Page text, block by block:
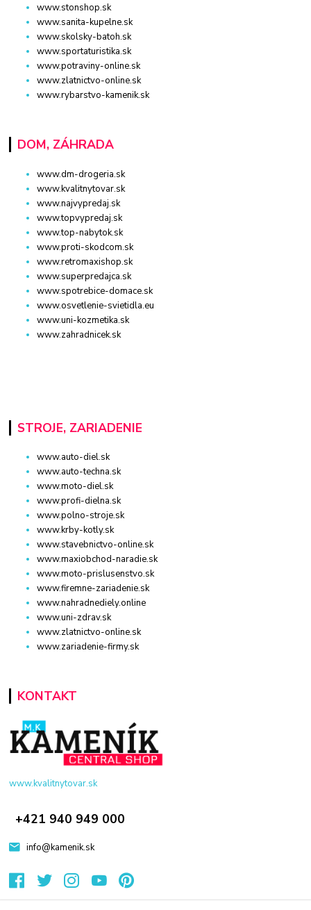
www.stonshop.sk
www.sanita-kupelne.sk
www.skolsky-batoh.sk
www.sportaturistika.sk
www.potraviny-online.sk
www.zlatnictvo-online.sk
www.rybarstvo-kamenik.sk
DOM, ZÁHRADA
www.dm-drogeria.sk
www.kvalitnytovar.sk
www.najvypredaj.sk
www.topvypredaj.sk
www.top-nabytok.sk
www.proti-skodcom.sk
www.retromaxishop.sk
www.superpredajca.sk
www.spotrebice-domace.sk
www.osvetlenie-svietidla.eu
www.uni-kozmetika.sk
www.zahradnicek.sk
STROJE, ZARIADENIE
www.auto-diel.sk
www.auto-techna.sk
www.moto-diel.sk
www.profi-dielna.sk
www.polno-stroje.sk
www.krby-kotly.sk
www.stavebnictvo-online.sk
www.maxiobchod-naradie.sk
www.moto-prislusenstvo.sk
www.firemne-zariadenie.sk
www.nahradnediely.online
www.uni-zdrav.sk
www.zlatnictvo-online.sk
www.zariadenie-firmy.sk
KONTAKT
www.kvalitnytovar.sk
+421 940 949 000
info@kamenik.sk